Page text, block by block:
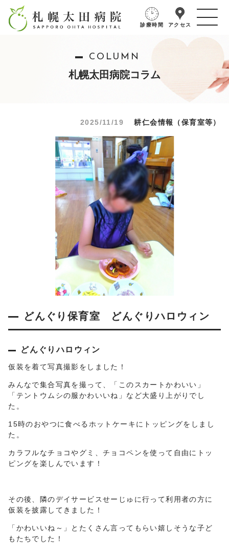
診療時間 アクセス
COLUMN
札幌太田病院コラム
2025/11/19 耕仁会情報（保育室等）
どんぐり保育室 どんぐりハロウィン
どんぐりハロウィン
仮装を着て写真撮影をしました！
みんなで集合写真を撮って、「このスカートかわいい」
「テントウムシの服かわいいね」など大盛り上がりでし
た。
15時のおやつに食べるホットケーキにトッピングをしまし
た。
カラフルなチョコやグミ、チョコペンを使って自由にトッ
ピングを楽しんでいます！
その後、隣のデイサービスせーじゅに行って利用者の方に
仮装を披露してきました！
「かわいいね～」とたくさん言ってもらい嬉しそうな子ど
もたちでした！